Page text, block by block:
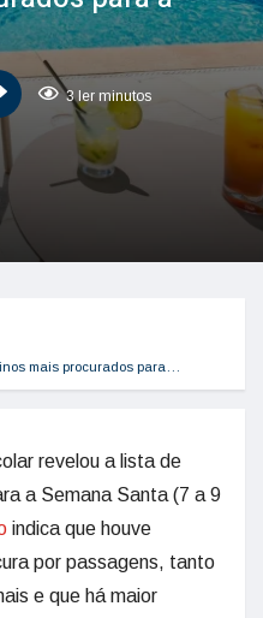
3 ler minutos
mais procurados para…
revelou a lista de
a Semana Santa (7 a 9
indica que houve
por passagens, tanto
e que há maior